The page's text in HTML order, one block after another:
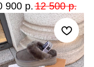
900 р. 12 500 р.